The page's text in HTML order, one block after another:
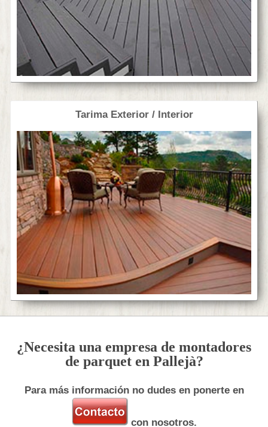
Tarima Exterior / Interior
¿Necesita una empresa de montadores
de parquet en Pallejà?
Para más información no dudes en ponerte en
con nosotros.